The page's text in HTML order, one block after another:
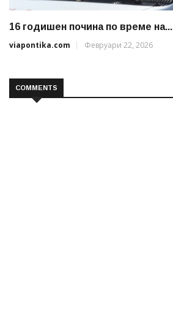
16 годишен почина по време на...
viapontika.com
Февруари 22, 2026
COMMENTS